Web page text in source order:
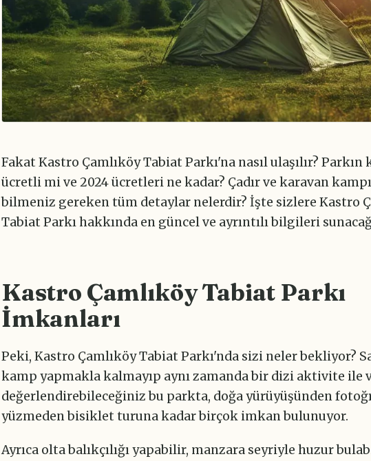
Fakat Kastro Çamlıköy Tabiat Parkı'na nasıl ulaşılır? Parkın
ücretli mi ve 2024 ücretleri ne kadar? Çadır ve karavan
bilmeniz gereken tüm detaylar nelerdir? İşte sizlere Kastro
Tabiat Parkı hakkında en güncel ve ayrıntılı bilgileri
Kastro Çamlıköy Tabiat Parkı
İmkanları
Peki, Kastro Çamlıköy Tabiat Parkı'nda sizi neler bekliyor?
kamp yapmakla kalmayıp aynı zamanda bir dizi aktivite ile
değerlendirebileceğiniz bu parkta, doğa yürüyüşünden
yüzmeden bisiklet turuna kadar birçok imkan bulunuyor.
Ayrıca olta balıkçılığı yapabilir, manzara seyriyle huzur